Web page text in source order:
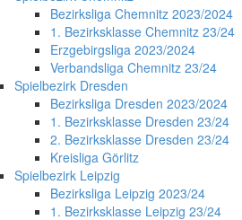
Bezirksliga Chemnitz 2023/2024
1. Bezirksklasse Chemnitz 23/24
Erzgebirgsliga 2023/2024
Verbandsliga Chemnitz 23/24
Spielbezirk Dresden
Bezirksliga Dresden 2023/2024
1. Bezirksklasse Dresden 23/24
2. Bezirksklasse Dresden 23/24
Kreisliga Görlitz
Spielbezirk Leipzig
Bezirksliga Leipzig 2023/24
1. Bezirksklasse Leipzig 23/24